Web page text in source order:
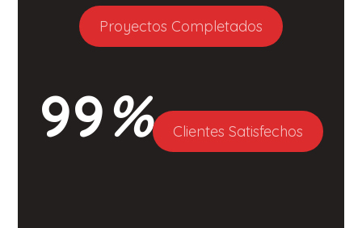
Proyectos Completados
99% Clientes Satisfechos